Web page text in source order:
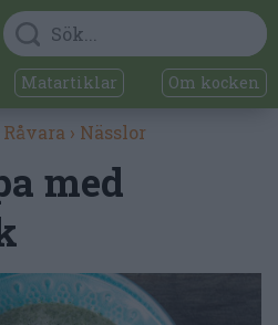
Matartiklar Om kocken
Råvara › Nässlor
med